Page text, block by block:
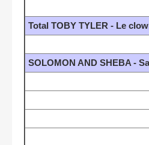
Total TOBY TYLER - Le
SOLOMON AND SHEBA -